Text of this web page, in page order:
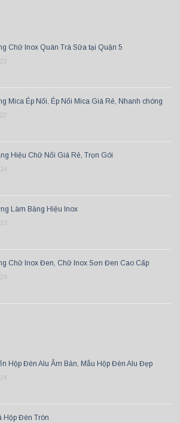
Chữ Inox Quán Trà Sữa tại Quận 5
Mica Ép Nổi, Ép Nổi Mica Giá Rẻ, Nhanh chóng
Hiệu Chữ Nổi Giá Rẻ, Trọn Gói
Làm Bảng Hiệu Inox
Chữ Inox Đen, Chữ Inox Sơn Đen Cao Cấp
Hộp Đèn Alu Âm Bản, Mẫu Hộp Đèn Alu Đẹp
Hộp Đèn Tròn